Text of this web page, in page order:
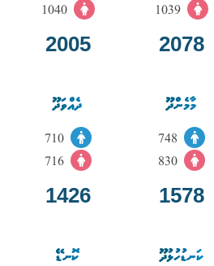
1039
2078
1040
2005
މާމެންދޫ
748
830
1578
ދެއްވަދޫ
710
716
1426
ކަނޑުހުޅުދޫ ކޮނޑޭ